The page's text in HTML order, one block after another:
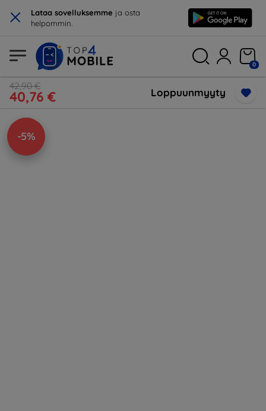
× Lataa sovelluksemme ja osta
helpommin.
0
42,90 €
40,76 € Loppuunmyyty
-5%